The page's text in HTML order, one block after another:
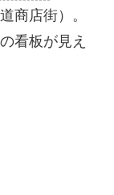
商店街）。
看板が見え